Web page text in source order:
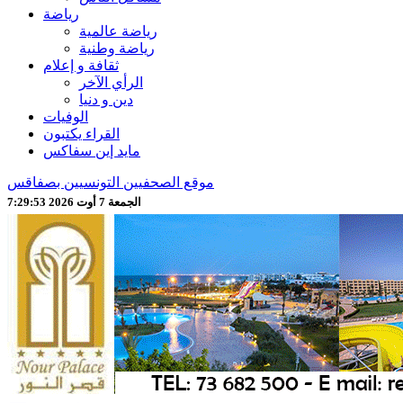
رياضة
رياضة عالمية
رياضة وطنية
ثقافة و إعلام
الرأي الآخر
دين و دنيا
الوفيات
القراء يكتبون
مايد إين سفاكس
موقع الصحفيين التونسيين بصفاقس
الجمعة 7 أوت 2026 7:29:55